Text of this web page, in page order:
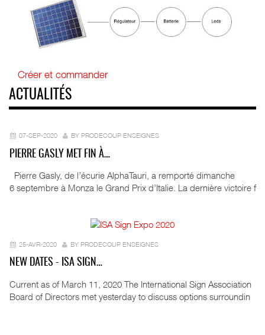
Créer et commander
ACTUALITÉS
07-SEP-2020 BY PRODECOUP ENSEIGNES
PIERRE GASLY MET FIN À…
Pierre Gasly, de l’écurie AlphaTauri, a remporté dimanche
6 septembre à Monza le Grand Prix d’Italie. La dernière victoire f
25-AVR-2020 BY PRODECOUP ENSEIGNES
NEW DATES - ISA SIGN…
Current as of March 11, 2020 The International Sign Association
Board of Directors met yesterday to discuss options surroundin